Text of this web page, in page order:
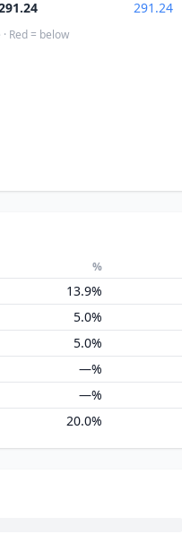
291.24
Red = below
%
13.9%
5.0%
5.0%
—%
—%
20.0%